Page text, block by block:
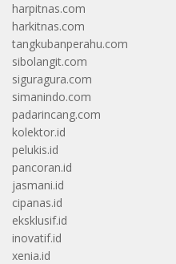
harpitnas.com
harkitnas.com
tangkubanperahu.com
sibolangit.com
siguragura.com
simanindo.com
padarincang.com
kolektor.id
pelukis.id
pancoran.id
jasmani.id
cipanas.id
eksklusif.id
inovatif.id
xenia.id